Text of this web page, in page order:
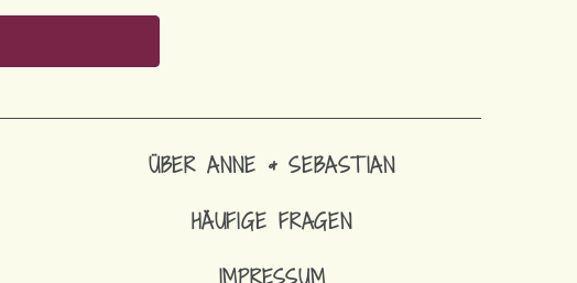
ÜBER ANNE & SEBASTIAN
HÄUFIGE FRAGEN
IMPRESSUM